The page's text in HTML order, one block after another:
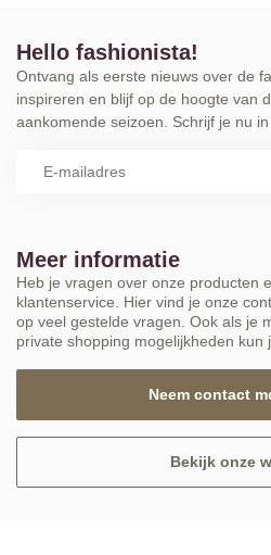
Meer informatie
Heb je vragen over onze producten
klantenservice. Hier vind je onze
op veel gestelde vragen. Ook als je
private shopping mogelijkheden kun
Neem contact
Bekijk onze
Hello fashionista!
Ontvang als eerste nieuws over de
inspireren en blijf op de hoogte van
aankomende seizoen. Schrijf je nu